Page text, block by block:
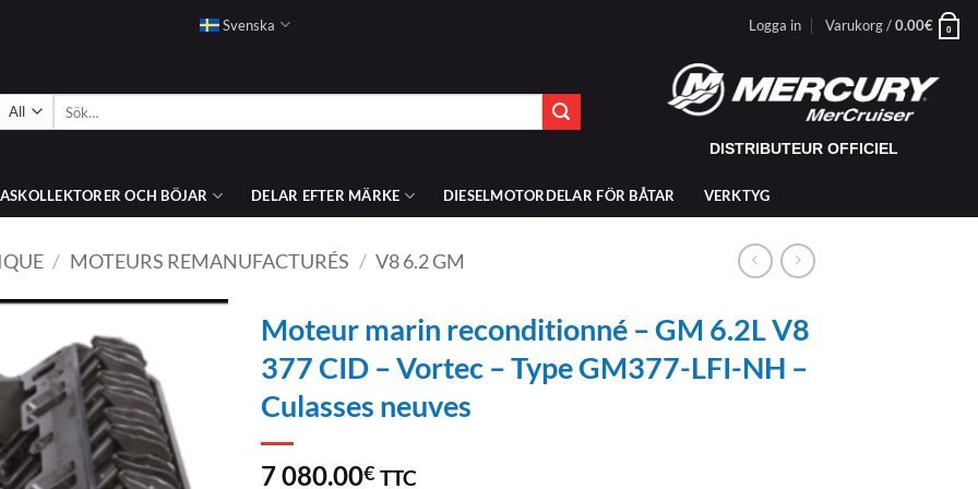
Svenska Logga in Varukorg /0.00€ 0
DISTRIBUTEUR OFFICIEL
OCH BÖJAR DELAR EFTER MÄRKE DIESELMOTORDELAR FÖR BÅTAR VERKTYG
/ MOTEURS REMANUFACTURÉS / V8 6.2 GM
AJOUTER
À LA
LISTE
D’ENVIES
Moteur marin reconditionné – GM 6.2L V8
377 CID – Vortec – Type GM377-LFI-NH –
Culasses neuves
7 080.00€ TTC